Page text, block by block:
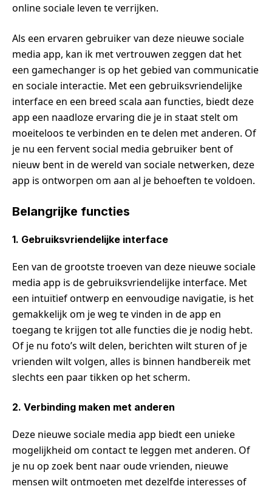
online sociale leven te verrijken.
Als een ervaren gebruiker van deze nieuwe sociale
media app, kan ik met vertrouwen zeggen dat het
een gamechanger is op het gebied van communicatie
en sociale interactie. Met een gebruiksvriendelijke
interface en een breed scala aan functies, biedt deze
app een naadloze ervaring die je in staat stelt om
moeiteloos te verbinden en te delen met anderen. Of
je nu een fervent social media gebruiker bent of
nieuw bent in de wereld van sociale netwerken, deze
app is ontworpen om aan al je behoeften te voldoen.
Belangrijke functies
1. Gebruiksvriendelijke interface
Een van de grootste troeven van deze nieuwe sociale
media app is de gebruiksvriendelijke interface. Met
een intuïtief ontwerp en eenvoudige navigatie, is het
gemakkelijk om je weg te vinden in de app en
toegang te krijgen tot alle functies die je nodig hebt.
Of je nu foto’s wilt delen, berichten wilt sturen of je
vrienden wilt volgen, alles is binnen handbereik met
slechts een paar tikken op het scherm.
2. Verbinding maken met anderen
Deze nieuwe sociale media app biedt een unieke
mogelijkheid om contact te leggen met anderen. Of
je nu op zoek bent naar oude vrienden, nieuwe
mensen wilt ontmoeten met dezelfde interesses of